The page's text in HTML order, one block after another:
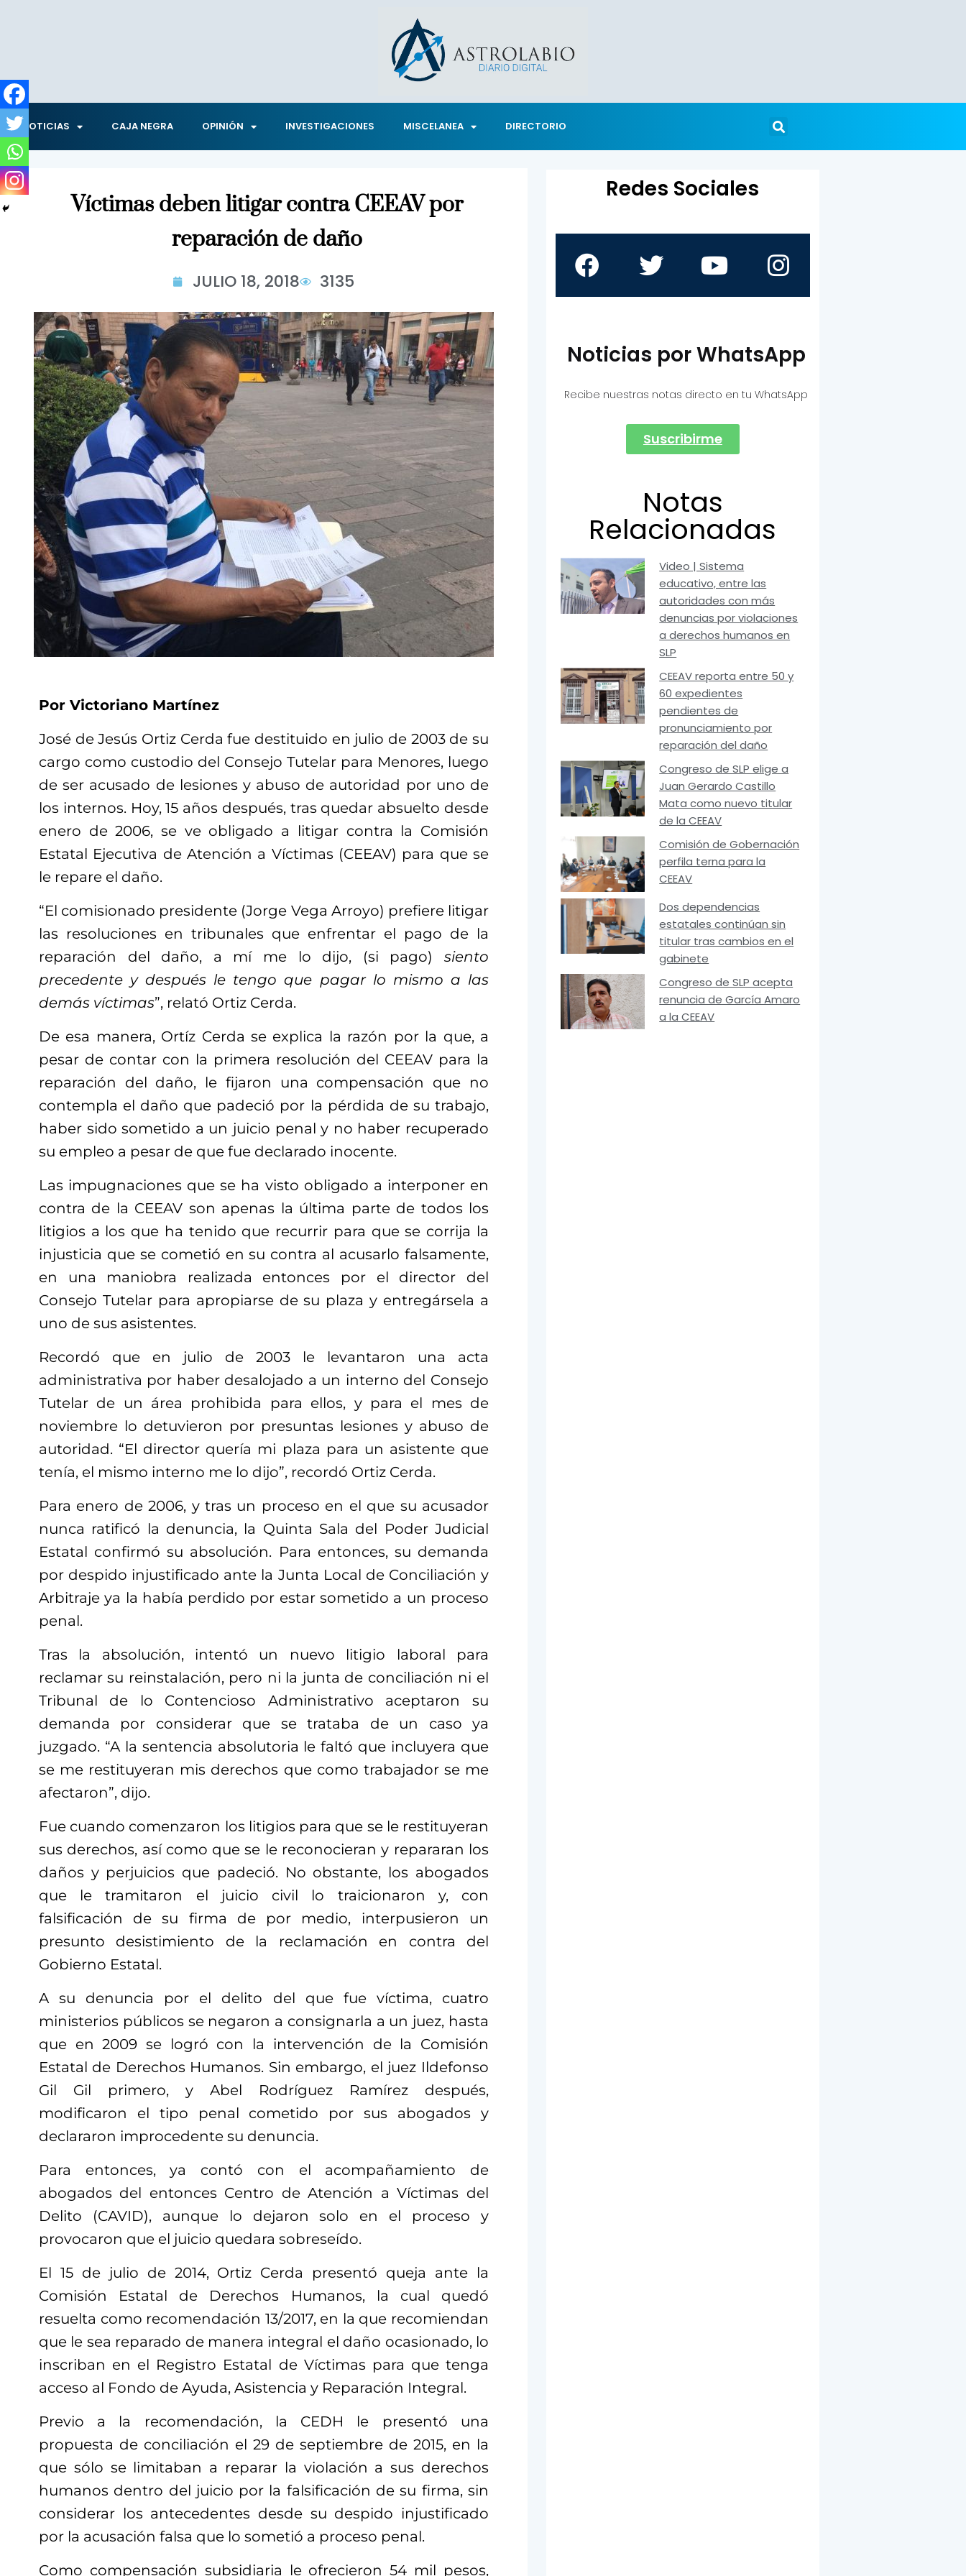
NOTICIAS CAJA NEGRA OPINIÓN INVESTIGACIONES MISCELANEA DIRECTORIO
Víctimas deben litigar contra CEEAV por
reparación de daño
JULIO 18, 2018 3135
Por Victoriano Martínez
José de Jesús Ortiz Cerda fue destituido en julio de 2003 de su
cargo como custodio del Consejo Tutelar para Menores, luego
de ser acusado de lesiones y abuso de autoridad por uno de
los internos. Hoy, 15 años después, tras quedar absuelto desde
enero de 2006, se ve obligado a litigar contra la Comisión
Estatal Ejecutiva de Atención a Víctimas (CEEAV) para que se
le repare el daño.
“El comisionado presidente (Jorge Vega Arroyo) prefiere litigar
las resoluciones en tribunales que enfrentar el pago de la
reparación del daño, a mí me lo dijo, (si pago) siento
precedente y después le tengo que pagar lo mismo a las
demás víctimas”, relató Ortiz Cerda.
De esa manera, Ortíz Cerda se explica la razón por la que, a
pesar de contar con la primera resolución del CEEAV para la
reparación del daño, le fijaron una compensación que no
contempla el daño que padeció por la pérdida de su trabajo,
haber sido sometido a un juicio penal y no haber recuperado
su empleo a pesar de que fue declarado inocente.
Las impugnaciones que se ha visto obligado a interponer en
contra de la CEEAV son apenas la última parte de todos los
litigios a los que ha tenido que recurrir para que se corrija la
injusticia que se cometió en su contra al acusarlo falsamente,
en una maniobra realizada entonces por el director del
Consejo Tutelar para apropiarse de su plaza y entregársela a
uno de sus asistentes.
Recordó que en julio de 2003 le levantaron una acta
administrativa por haber desalojado a un interno del Consejo
Tutelar de un área prohibida para ellos, y para el mes de
noviembre lo detuvieron por presuntas lesiones y abuso de
autoridad. “El director quería mi plaza para un asistente que
tenía, el mismo interno me lo dijo”, recordó Ortiz Cerda.
Para enero de 2006, y tras un proceso en el que su acusador
nunca ratificó la denuncia, la Quinta Sala del Poder Judicial
Estatal confirmó su absolución. Para entonces, su demanda
por despido injustificado ante la Junta Local de Conciliación y
Arbitraje ya la había perdido por estar sometido a un proceso
penal.
Tras la absolución, intentó un nuevo litigio laboral para
reclamar su reinstalación, pero ni la junta de conciliación ni el
Tribunal de lo Contencioso Administrativo aceptaron su
demanda por considerar que se trataba de un caso ya
juzgado. “A la sentencia absolutoria le faltó que incluyera que
se me restituyeran mis derechos que como trabajador se me
afectaron”, dijo.
Fue cuando comenzaron los litigios para que se le restituyeran
sus derechos, así como que se le reconocieran y repararan los
daños y perjuicios que padeció. No obstante, los abogados
que le tramitaron el juicio civil lo traicionaron y, con
falsificación de su firma de por medio, interpusieron un
presunto desistimiento de la reclamación en contra del
Gobierno Estatal.
A su denuncia por el delito del que fue víctima, cuatro
ministerios públicos se negaron a consignarla a un juez, hasta
que en 2009 se logró con la intervención de la Comisión
Estatal de Derechos Humanos. Sin embargo, el juez Ildefonso
Gil Gil primero, y Abel Rodríguez Ramírez después,
modificaron el tipo penal cometido por sus abogados y
declararon improcedente su denuncia.
Para entonces, ya contó con el acompañamiento de
abogados del entonces Centro de Atención a Víctimas del
Delito (CAVID), aunque lo dejaron solo en el proceso y
provocaron que el juicio quedara sobreseído.
El 15 de julio de 2014, Ortiz Cerda presentó queja ante la
Comisión Estatal de Derechos Humanos, la cual quedó
resuelta como recomendación 13/2017, en la que recomiendan
que le sea reparado de manera integral el daño ocasionado, lo
inscriban en el Registro Estatal de Víctimas para que tenga
acceso al Fondo de Ayuda, Asistencia y Reparación Integral.
Previo a la recomendación, la CEDH le presentó una
propuesta de conciliación el 29 de septiembre de 2015, en la
que sólo se limitaban a reparar la violación a sus derechos
humanos dentro del juicio por la falsificación de su firma, sin
considerar los antecedentes desde su despido injustificado
por la acusación falsa que lo sometió a proceso penal.
Como compensación subsidiaria le ofrecieron 54 mil pesos,
Redes Sociales
Noticias por WhatsApp
Recibe nuestras notas directo en tu WhatsApp
Suscribirme
Notas
Relacionadas
Video | Sistema
educativo, entre las
autoridades con más
denuncias por violaciones
a derechos humanos en
SLP
CEEAV reporta entre 50 y
60 expedientes
pendientes de
pronunciamiento por
reparación del daño
Congreso de SLP elige a
Juan Gerardo Castillo
Mata como nuevo titular
de la CEEAV
Comisión de Gobernación
perfila terna para la
CEEAV
Dos dependencias
estatales continúan sin
titular tras cambios en el
gabinete
Congreso de SLP acepta
renuncia de García Amaro
a la CEEAV